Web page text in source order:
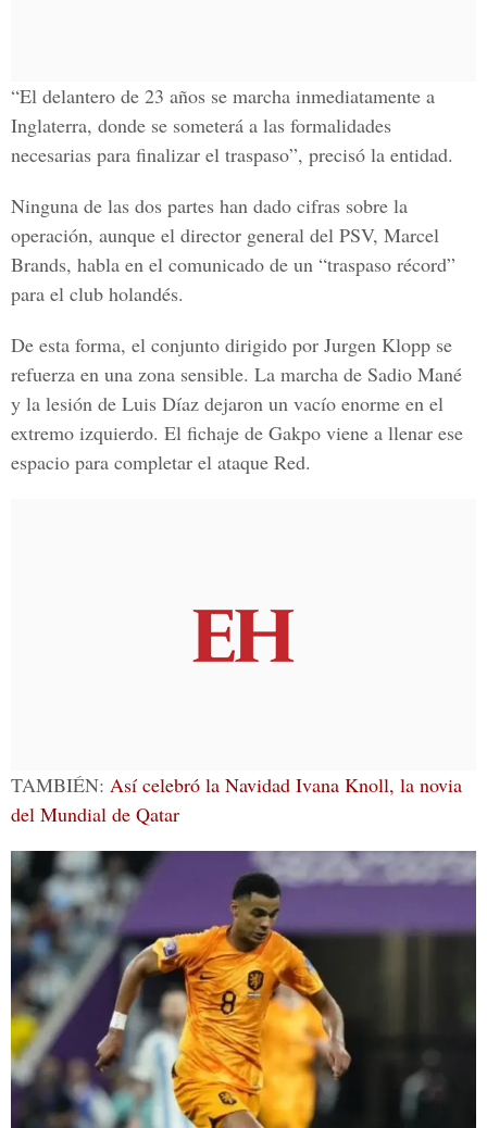
“El delantero de 23 años se marcha inmediatamente a
Inglaterra, donde se someterá a las formalidades
necesarias para finalizar el traspaso”, precisó la entidad.
Ninguna de las dos partes han dado cifras sobre la
operación, aunque el director general del PSV, Marcel
Brands, habla en el comunicado de un “traspaso récord”
para el club holandés.
De esta forma, el conjunto dirigido por Jurgen Klopp se
refuerza en una zona sensible. La marcha de Sadio Mané
y la lesión de Luis Díaz dejaron un vacío enorme en el
extremo izquierdo. El fichaje de Gakpo viene a llenar ese
espacio para completar el ataque Red.
TAMBIÉN: Así celebró la Navidad Ivana Knoll, la novia
del Mundial de Qatar